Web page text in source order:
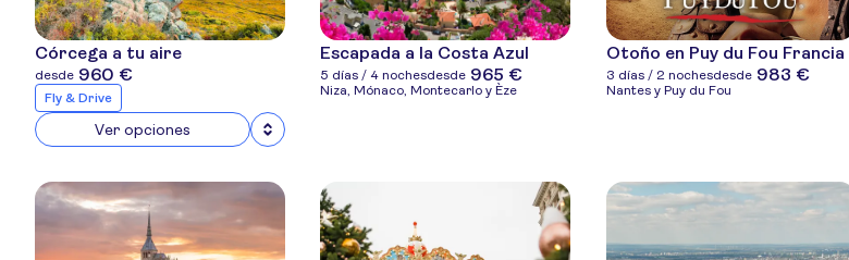
Córcega a tu aire
desde 960 €
Fly & Drive
Ver opciones
Escapada a la Costa Azul
5 días / 4 nochesdesde 965 €
Niza, Mónaco, Montecarlo y Èze
Otoño en Puy du Fou Francia
3 días / 2 nochesdesde 983 €
Nantes y Puy du Fou